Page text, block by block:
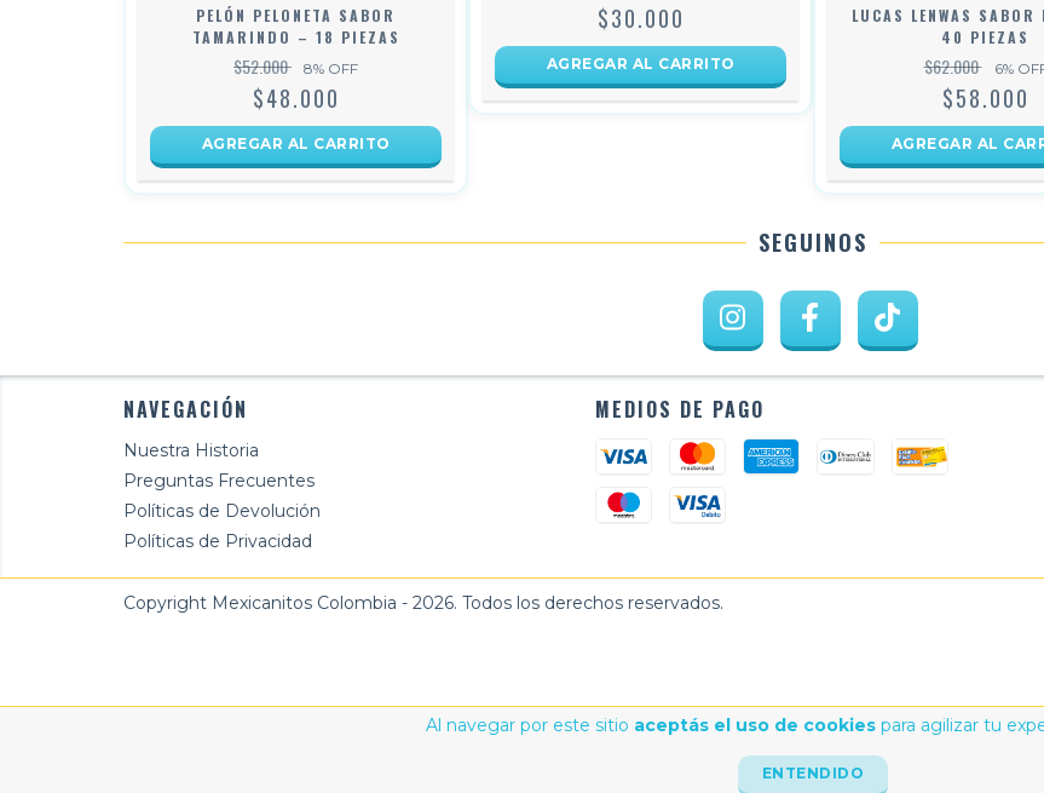
Al navegar por este sitio aceptás el uso de cookiespara agilizar tu
ENTENDIDO
PELÓN PELONETA SABOR
TAMARINDO – 18 PIEZAS
$52.000 8% OFF
$48.000
$30.000
LUCAS LENWAS SABOR
40 PIEZAS
$62.000 6%
$58.000
SEGUINOS
NAVEGACIÓN
Nuestra Historia
Preguntas Frecuentes
Políticas de Devolución
Políticas de Privacidad
MEDIOS DE PAGO
Copyright Mexicanitos Colombia - 2026. Todos los derechos reservados.